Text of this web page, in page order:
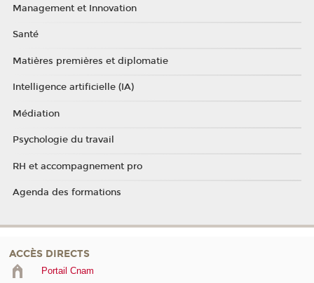
Management et Innovation
Santé
Matières premières et diplomatie
Intelligence artificielle (IA)
Médiation
Psychologie du travail
RH et accompagnement pro
Agenda des formations
ACCÈS DIRECTS
Portail Cnam